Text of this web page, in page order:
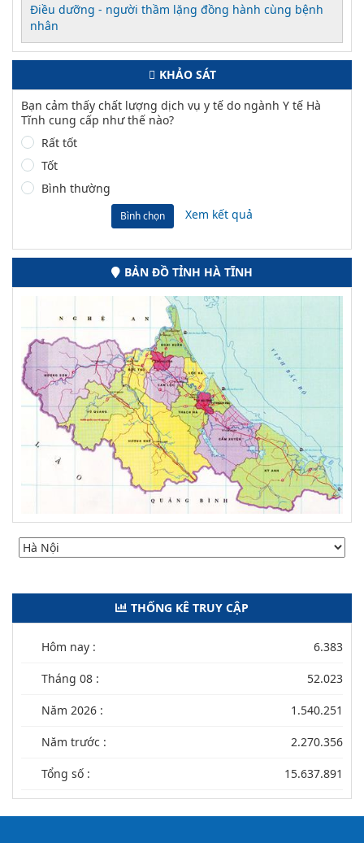
Điều dưỡng - người thầm lặng đồng hành cùng bệnh
nhân
KHẢO SÁT
Bạn cảm thấy chất lượng dịch vụ y tế do ngành Y tế Hà
Tĩnh cung cấp như thế nào?
Rất tốt
Tốt
Bình thường
Bình chọn Xem kết quả
BẢN ĐỒ TỈNH HÀ TĨNH
THỐNG KÊ TRUY CẬP
Hôm nay : 6.383
Tháng 08 : 52.023
Năm 2026 : 1.540.251
Năm trước : 2.270.356
Tổng số : 15.637.891